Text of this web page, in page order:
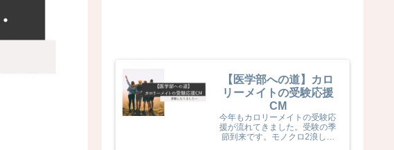
【医学部への道】カロ
リーメイトの受験応援
CM
今年もカロリーメイトの受験応
援が流れてきました。受験の季
節到来です。モノクロ2浪した